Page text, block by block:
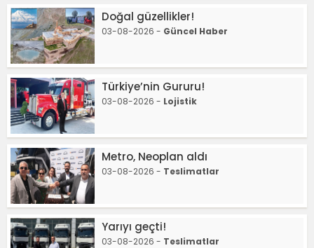
Doğal güzellikler!
03-08-2026 - Güncel Haber
Türkiye’nin Gururu!
03-08-2026 - Lojistik
Metro, Neoplan aldı
03-08-2026 - Teslimatlar
Yarıyı geçti!
03-08-2026 - Teslimatlar